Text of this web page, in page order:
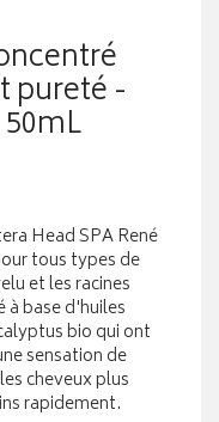
pureté -
Head SPA René
tous types de
et les racines
base d'huiles
bio qui ont
sensation de
cheveux plus
rapidement.